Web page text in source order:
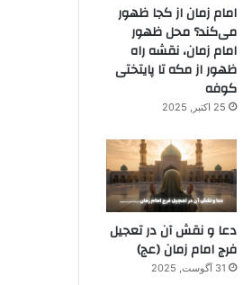
امام زمان از کجا ظهور
می‌کند؟ محل ظهور
امام زمان، نقشه راه
ظهور از مکه تا پایتختی
کوفه
25 اکتبر, 2025
دعا و نقش آن در تعجیل
فرج امام زمان (عج)
31 آگوست, 2025